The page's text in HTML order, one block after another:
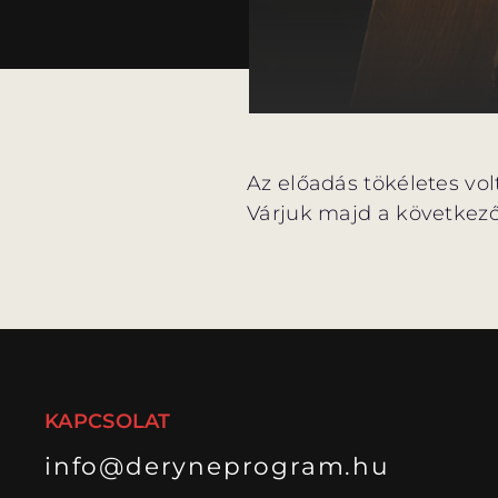
Az előadás tökéletes
Várjuk majd a
KAPCSOLAT
info@deryneprogram.hu